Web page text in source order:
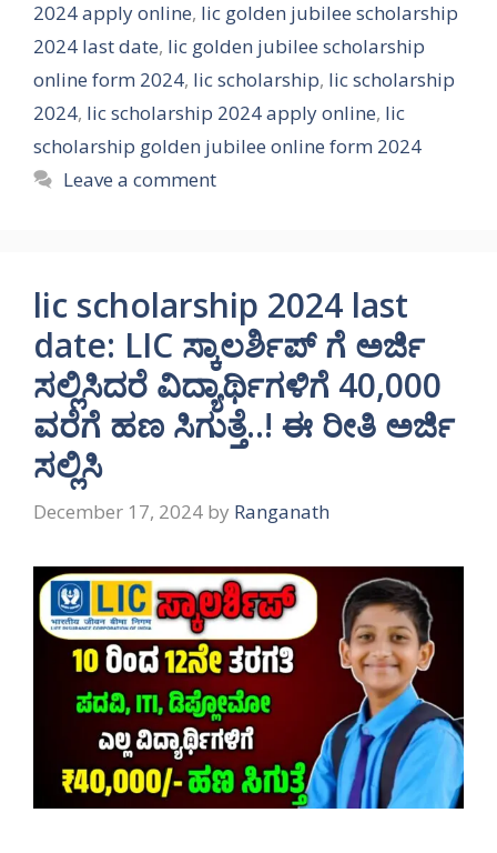
2024 apply online, lic golden jubilee scholarship
2024 last date, lic golden jubilee scholarship
online form 2024, lic scholarship, lic scholarship
2024, lic scholarship 2024 apply online, lic
scholarship golden jubilee online form 2024
Leave a comment
lic scholarship 2024 last
date: LIC ಸ್ಕಾಲರ್ಶಿಪ್ ಗೆ ಅರ್ಜಿ
ಸಲ್ಲಿಸಿದರೆ ವಿದ್ಯಾರ್ಥಿಗಳಿಗೆ 40,000
ವರೆಗೆ ಹಣ ಸಿಗುತ್ತೆ..! ಈ ರೀತಿ ಅರ್ಜಿ
ಸಲ್ಲಿಸಿ
December 17, 2024 by Ranganath